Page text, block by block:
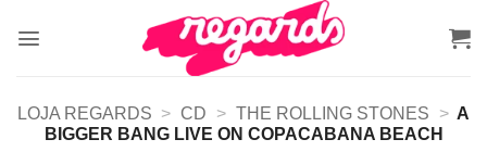
LOJA REGARDS > CD > THE ROLLING STONES > A
BIGGER BANG LIVE ON COPACABANA BEACH